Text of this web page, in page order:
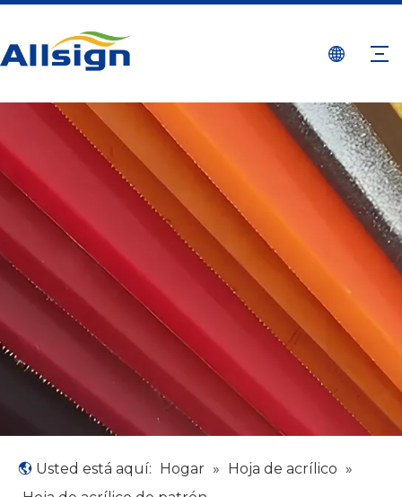
Usted está aquí: Hogar » Hoja de acrílico »